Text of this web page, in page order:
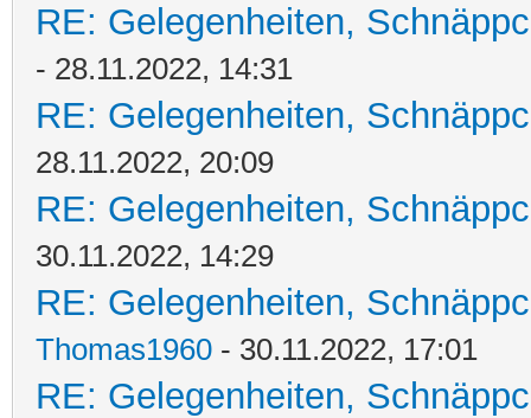
RE: Gelegenheiten,
- 28.11.2022, 14:31
RE: Gelegenheiten,
28.11.2022, 20:09
RE: Gelegenheiten,
30.11.2022, 14:29
RE: Gelegenheiten,
Thomas1960 - 30.11.2022, 17:01
RE: Gelegenheiten,